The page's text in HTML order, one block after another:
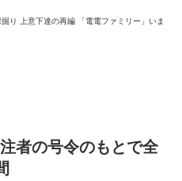
り 上意下達の再編 「電電ファミリー」いま
者の号令のもとで全